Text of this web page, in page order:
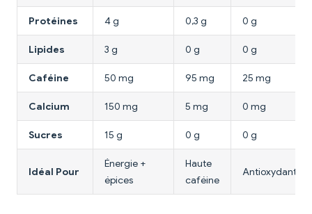
Protéines 4 g 0,3 g 0 g
Lipides 3 g 0 g 0 g
Caféine 50 mg 95 mg 25 mg
Calcium 150 mg 5 mg 0 mg
Sucres 15 g 0 g 0 g
Idéal Pour
Énergie +
épices
Haute
caféine
Antioxydants